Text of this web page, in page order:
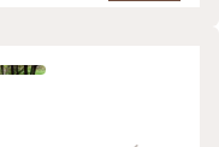
やしの時間になりました
ぷ #私のことりっぷ2022